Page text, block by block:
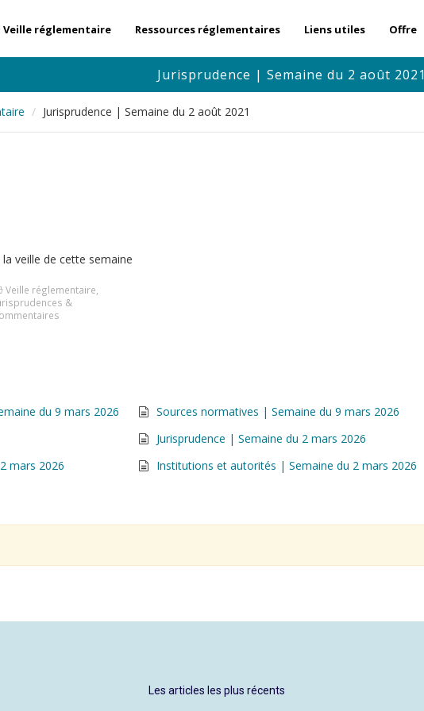
Veille réglementaire Ressources réglementaires Liens utiles Offre
Jurisprudence | Semaine du 2 août 2021
Jurisprudence | Semaine du 2 août 2021
veille de cette semaine
Veille réglementaire
&
du 9 mars 2026
Sources normatives | Semaine du 9 mars 2026
Jurisprudence | Semaine du 2 mars 2026
mars 2026
Institutions et autorités | Semaine du 2 mars 2026
Les articles les plus récents